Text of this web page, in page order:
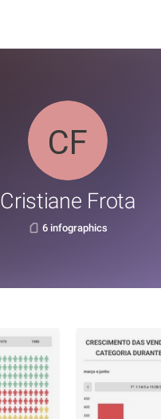
Cristiane Frota
6 infographics